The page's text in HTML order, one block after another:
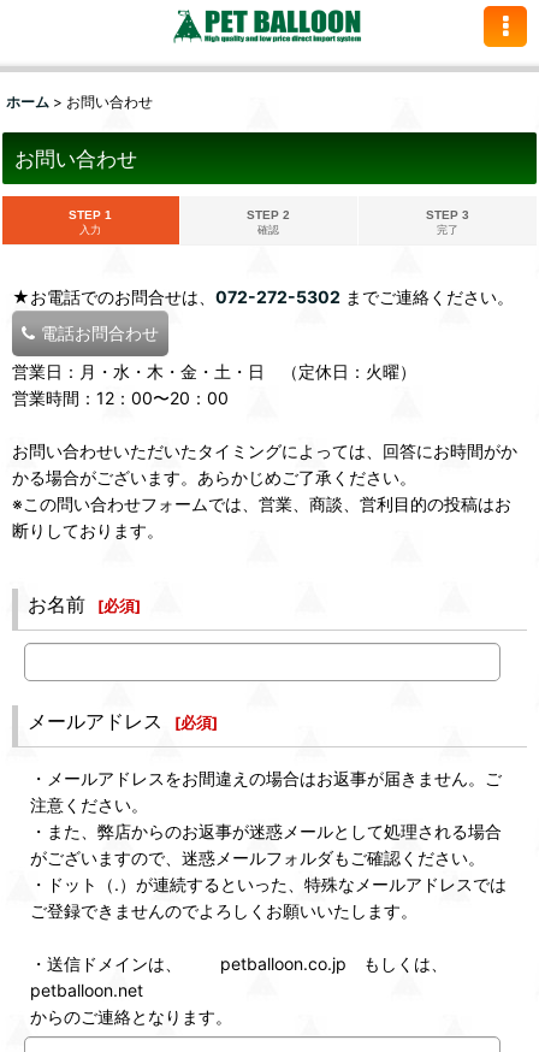
ホーム > お問い合わせ
お問い合わせ
STEP 1
入力
STEP 2
確認
STEP 3
完了
★お電話でのお問合せは、 072-272-5302 までご連絡ください。
電話お問合わせ
営業日：月・水・木・金・土・日 （定休日：火曜）
営業時間：12：00〜20：00
お問い合わせいただいたタイミングによっては、回答にお時間がか
かる場合がございます。あらかじめご了承ください。
※この問い合わせフォームでは、営業、商談、営利目的の投稿はお
断りしております。
お名前 [必須]
メールアドレス [必須]
・メールアドレスをお間違えの場合はお返事が届きません。ご
注意ください。
・また、弊店からのお返事が迷惑メールとして処理される場合
がございますので、迷惑メールフォルダもご確認ください。
・ドット（.）が連続するといった、特殊なメールアドレスでは
ご登録できませんのでよろしくお願いいたします。
・送信ドメインは、 petballoon.co.jp もしくは、
petballoon.net
からのご連絡となります。